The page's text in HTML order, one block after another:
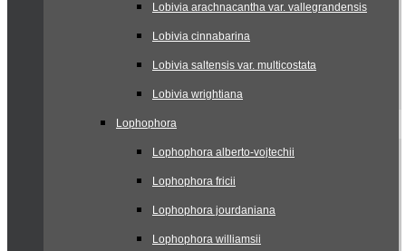
Lobivia arachnacantha var. vallegrandensis
Lobivia cinnabarina
Lobivia saltensis var. multicostata
Lobivia wrightiana
Lophophora
Lophophora alberto-vojtechii
Lophophora fricii
Lophophora jourdaniana
Lophophora williamsii